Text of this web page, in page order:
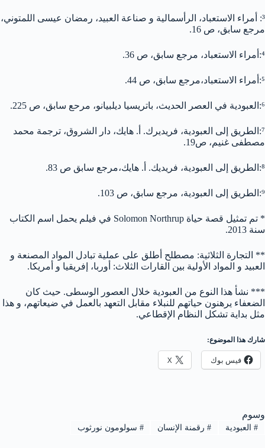
³: أمراء الاستعباد، الرأسمالية و صناعة العبيد، رمضان عيسى اللمتوني،
مرجع سابق، ص 16.
⁴:أمراء الاستعباد، مرجع سابق، ص 36.
⁵:أمراء الاستعباد،مرجع سابق، ص 44.
⁶:العبودية في العصر الحديث، باتريسيا ديلبيانو، مرحع سابق، ص 225.
⁷:الطريق إلى العبودية، فريديرك. أ. هايك، دار الشروق، ترجمة محمد
مصطفى غنيم، ص19.
⁸:الطريق إلى العبودية، فريديك. أ. هايك،مرجع سابق ص 83.
⁹:الطريق إلى العبودية، مرجع سابق، ص 103.
* تم تمثيل قصة حياة Solomon Northrup في فيلم يحمل اسم الكتاب
سنة 2013.
** التجارة الثلاثية: مصطلح أطلق على عملية تبادل المواد المصنعة و
العبيد و المواد الأولية بين القارات الثلاث: أوربا، إفريقيا و أمريكا.
*** نشأ هذا النوع من العبودية خلال العصور الوسطى. حيث كان
الضعفاء يرهنون حياتهم للنبلاء مقابل التعهد بالعمل في ضيعاتهم، و هذا
مثل بداية تشكل النظام الإقطاعي.
شارك هذا الموضوع:
فيس بوك X
وسوم
#العبودية #رقمنة الإنسان # سولومون نورثوب